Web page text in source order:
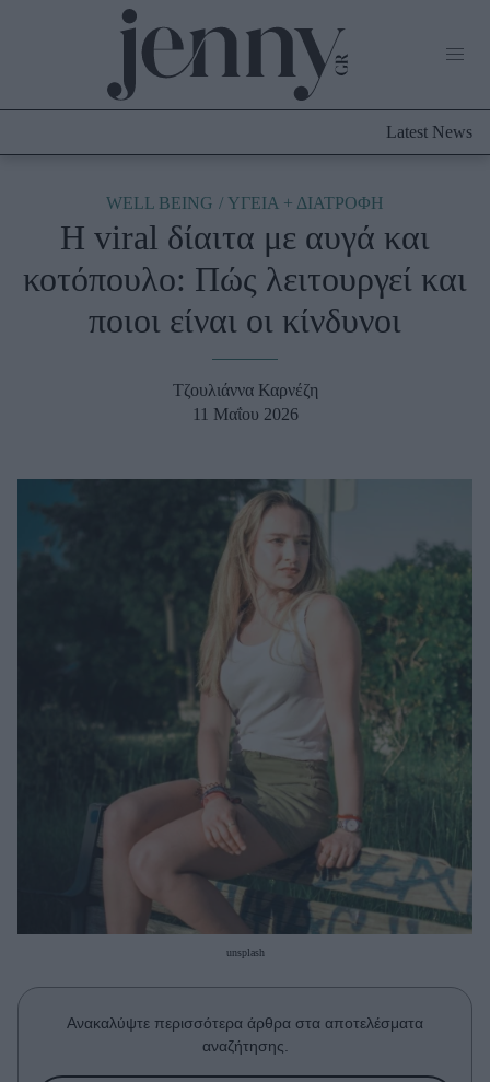
Culture
Fashion
Shopping
Styling Tips
Beauty - Ομορφιά
Μαλλιά - Νύχια
Woman Power
Working Girl
Πρόσωπα
Celebrities
Συνεντεύξεις
True Stories
Latest News
WELL BEING ΥΓΕΙΑ + ΔΙΑΤΡΟΦΗ
Η viral δίαιτα με αυγά και
κοτόπουλο: Πώς λειτουργεί και
ποιοι είναι οι κίνδυνοι
Τζουλιάννα Καρνέζη
11 Μαΐου 2026
unsplash
Ανακαλύψτε περισσότερα άρθρα στα αποτελέσματα
αναζήτησης.